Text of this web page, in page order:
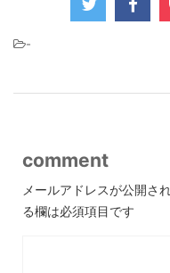
-
comment
メールアドレスが公開さ
る欄は必須項目です